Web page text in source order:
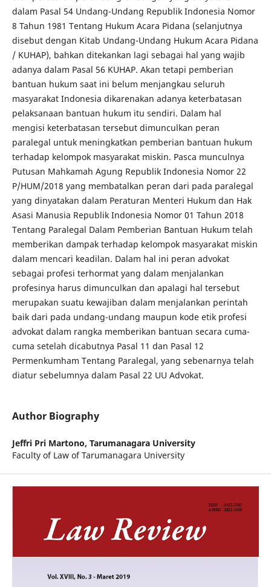
dalam Pasal 54 Undang-Undang Republik Indonesia Nomor
8 Tahun 1981 Tentang Hukum Acara Pidana (selanjutnya
disebut dengan Kitab Undang-Undang Hukum Acara Pidana
/ KUHAP), bahkan ditekankan lagi sebagai hal yang wajib
adanya dalam Pasal 56 KUHAP. Akan tetapi pemberian
bantuan hukum saat ini belum menjangkau seluruh
masyarakat Indonesia dikarenakan adanya keterbatasan
pelaksanaan bantuan hukum itu sendiri. Dalam hal
mengisi keterbatasan tersebut dimunculkan peran
paralegal untuk meningkatkan pemberian bantuan hukum
terhadap kelompok masyarakat miskin. Pasca munculnya
Putusan Mahkamah Agung Republik Indonesia Nomor 22
P/HUM/2018 yang membatalkan peran dari pada paralegal
yang dinyatakan dalam Peraturan Menteri Hukum dan Hak
Asasi Manusia Republik Indonesia Nomor 01 Tahun 2018
Tentang Paralegal Dalam Pemberian Bantuan Hukum telah
memberikan dampak terhadap kelompok masyarakat miskin
dalam mencari keadilan. Dalam hal ini peran advokat
sebagai profesi terhormat yang dalam menjalankan
profesinya harus dimunculkan dan apalagi hal tersebut
merupakan suatu kewajiban dalam menjalankan perintah
baik dari pada undang-undang maupun kode etik profesi
advokat dalam rangka memberikan bantuan secara cuma-
cuma setelah dicabutnya Pasal 11 dan Pasal 12
Permenkumham Tentang Paralegal, yang sebenarnya telah
diatur sebelumnya dalam Pasal 22 UU Advokat.
Author Biography
Jeffri Pri Martono, Tarumanagara University
Faculty of Law of Tarumanagara University